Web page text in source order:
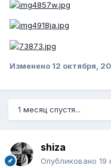
Изменено 12 октября,
1 месяц спустя...
shiza
Опубликовано 19